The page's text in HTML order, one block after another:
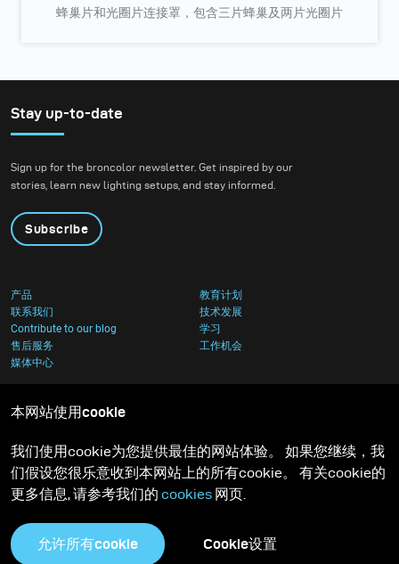
蜂巢片和光圈片连接罩，包含三片蜂巢及两片光圈片
Stay up-to-date
Sign up for the broncolor newsletter. Get inspired by our
stories, learn new lighting setups, and stay informed.
Subscribe
产品
教育计划
联系我们
技术发展
Contribute to our blog
学习
售后服务
工作机会
媒体中心
隐私政策
本网站使用cookie
我们使用cookie为您提供最佳的网站体验。 如果您继续，我
们假设您很乐意收到本网站上的所有cookie。 有关cookie的
更多信息, 请参考我们的 cookies 网页.
允许所有cookie Cookie设置